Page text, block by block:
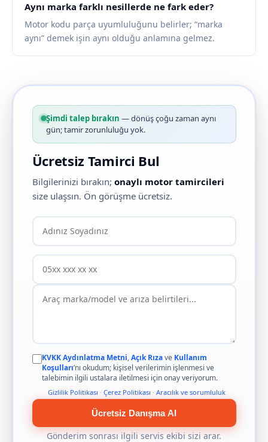
Aynı marka farklı nesillerde ne fark eder?
Motor kodu parça uyumluluğunu belirler; “marka
aynı” demek işin aynı olduğu anlamına gelmez.
Şimdi talep bırakın — dönüş çoğu zaman aynı
gün; tamir zorunluluğu yok.
Ücretsiz Tamirci Bul
Bilgilerinizi bırakın; onaylı motor tamircileri
size ulaşsın. Ön görüşme ücretsiz.
KVKK Aydınlatma Metni,Açık Rızave Kullanım
Koşulları’nı okudum; kişisel verilerimin işlenmesi ve
talebimin ilgili ustalara iletilmesi için onay veriyorum.
Gizlilik Politikası · Çerez Politikası · Aracılık ve sorumluluk
Ücretsiz Danışma Al
Gönderim sonrası ilgili servis ekibi sizi arar.